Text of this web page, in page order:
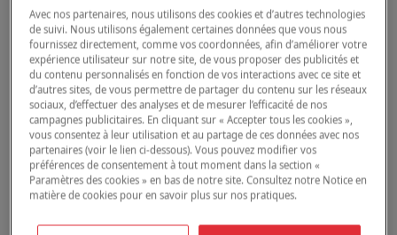
immédiatement une quantification WBC
DIFF peut faire toute la différence entre
attendre et agir au chevet du patient —
vous aidant à passer de l’évaluation au
traitement en seulement 5 minutes
plutôt qu’en heures ou en jours.
01 02
Avec nos partenaires, nous utilisons des cookies et d’autres technologies
de suivi. Nous utilisons également certaines données que vous nous
fournissez directement, comme vos coordonnées, afin d’améliorer votre
expérience utilisateur sur notre site, de vous proposer des publicités et
du contenu personnalisés en fonction de vos interactions avec ce site et
d’autres sites, de vous permettre de partager du contenu sur les réseaux
sociaux, d’effectuer des analyses et de mesurer l’efficacité de nos
campagnes publicitaires. En cliquant sur « Accepter tous les cookies »,
vous consentez à leur utilisation et au partage de ces données avec nos
partenaires (voir le lien ci-dessous). Vous pouvez modifier vos
préférences de consentement à tout moment dans la section «
Paramètres des cookies » en bas de notre site. Consultez notre Notice en
matière de cookies pour en savoir plus sur nos pratiques.